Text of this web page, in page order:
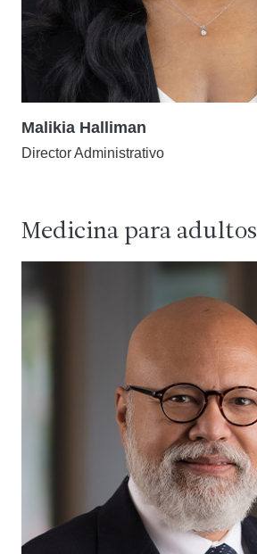
Malikia Halliman
Director Administrativo
Medicina para adultos